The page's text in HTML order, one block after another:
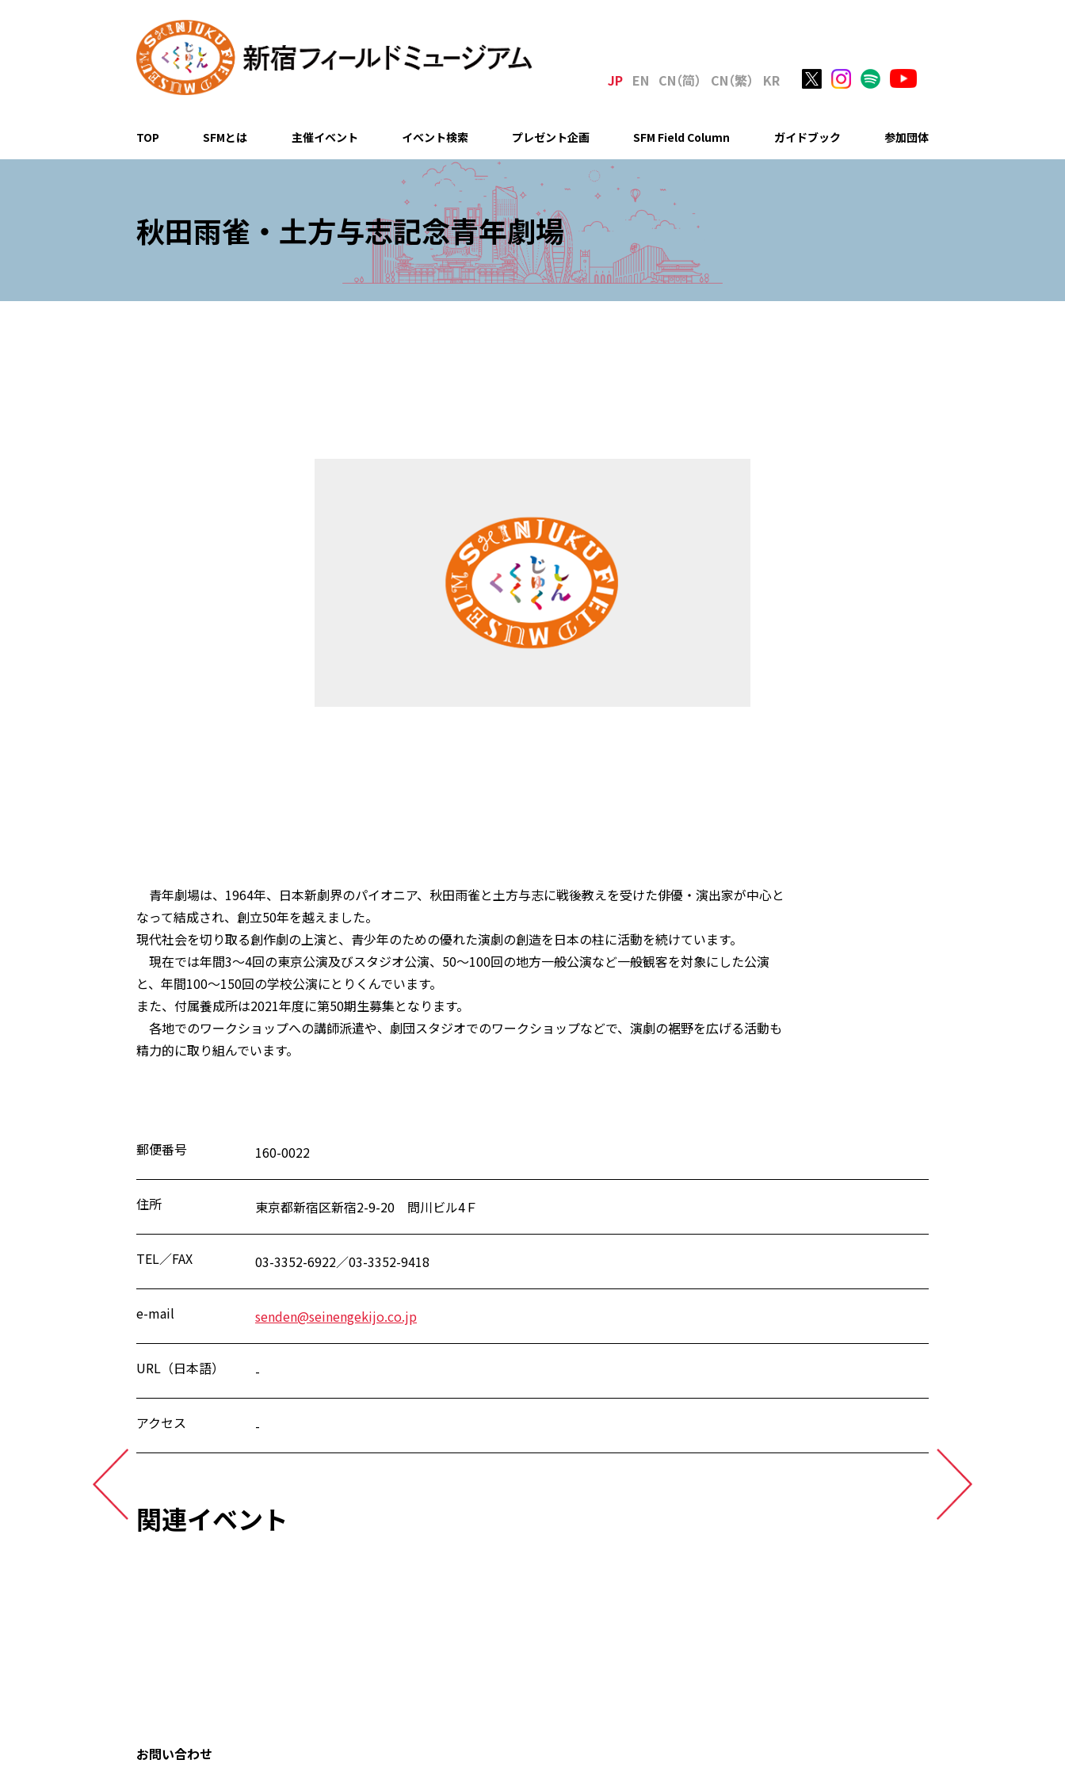
JP EN CN（简） CN（繁） KR
TOP SFMとは 主催イベント イベント検索 プレゼント企画 SFM Field Column ガイドブック 参加団体
秋田雨雀・土方与志記念青年劇場
青年劇場は、1964年、日本新劇界のパイオニア、秋田雨雀と土方与志に戦後教えを受けた俳優・演出家が中心と
なって結成され、創立50年を越えました。
現代社会を切り取る創作劇の上演と、青少年のための優れた演劇の創造を日本の柱に活動を続けています。
現在では年間3～4回の東京公演及びスタジオ公演、50～100回の地方一般公演など一般観客を対象にした公演
と、年間100～150回の学校公演にとりくんでいます。
また、付属養成所は2021年度に第50期生募集となります。
各地でのワークショップへの講師派遣や、劇団スタジオでのワークショップなどで、演劇の裾野を広げる活動も
精力的に取り組んでいます。
郵便番号 160-0022
住所 東京都新宿区新宿2-9-20 問川ビル4Ｆ
TEL／FAX 03-3352-6922／03-3352-9418
e-mail senden@seinengekijo.co.jp
URL（日本語） -
アクセス -
関連イベント
お問い合わせ